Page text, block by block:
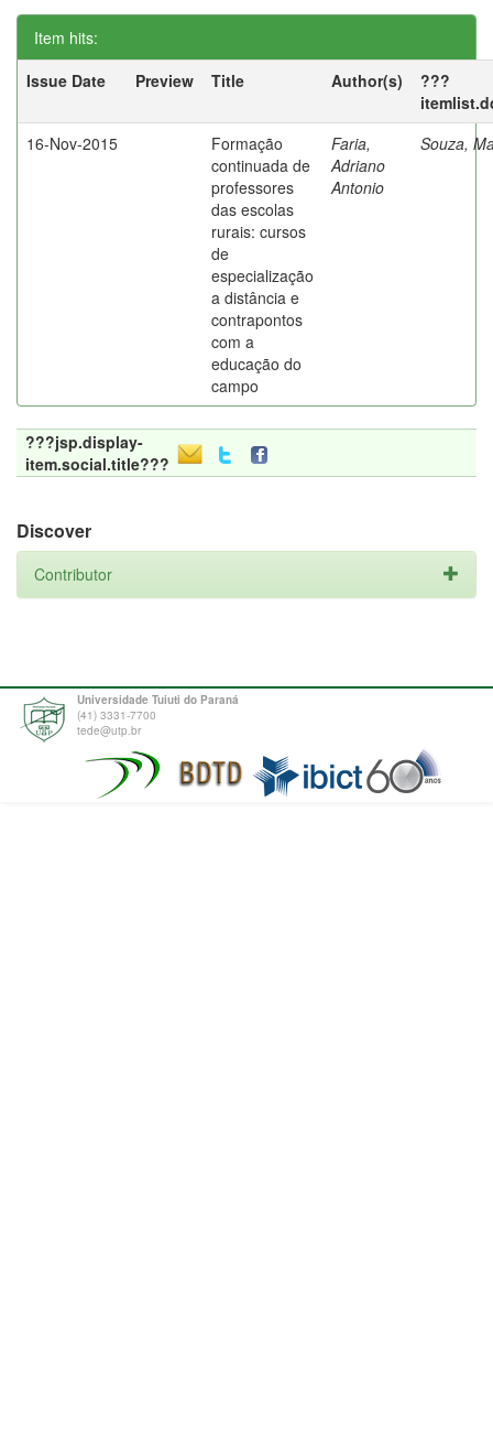
Item hits:
Issue Date
Preview Title Author(s)
???
16-Nov-2015
Formação
continuada de
professores
das escolas
rurais: cursos
de
especialização
a distância e
contrapontos
com a
educação do
campo
Faria,
Adriano
Antonio
Souza,
???jsp.display-
item.social.title???
Discover
Contributor
Universidade Tuiuti do Paraná
(41) 3331-7700
tede@utp.br